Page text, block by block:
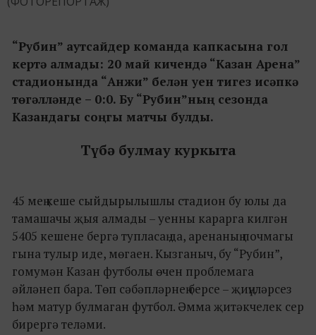
“Рубин” аутсайдер команда капкасына гол
кертә алмады: 20 май кичендә “Казан Арена”
стадионында “Анжи” белән уен тигез исәпкә
төгәлләнде – 0:0. Бу “Рубин”ның сезонда
Казандагы соңгы матчы булды.
Түбә булмау куркыта
45 мең кеше сыйдырылышлы стадион бу юлы да
тамашачы җыя алмады – уенны карарга килгән
5405 кешене бергә тупласаң да, аренаның почмагы
гына тулыр иде, мөгаен. Кызганыч, бу “Рубин”,
гомумән Казан футболы өчен проблемага
әйләнеп бара. Төп сәбәпләрнең берсе – җиңүләрсез
һәм матур булмаган футбол. Әмма җитәкчелек сер
бирергә теләми.